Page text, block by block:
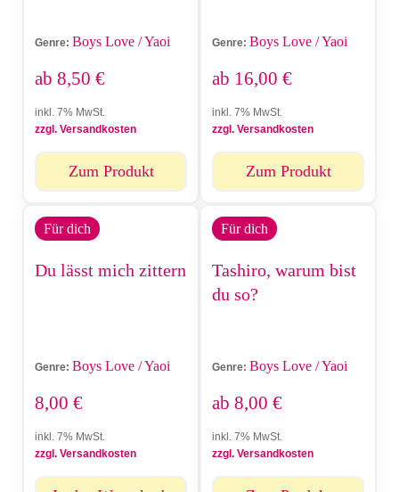
Genre: Boys Love / Yaoi
ab 8,50 €
inkl. 7% MwSt.
zzgl. Versandkosten
Zum Produkt
Genre: Boys Love / Yaoi
ab 16,00 €
inkl. 7% MwSt.
zzgl. Versandkosten
Zum Produkt
Für dich
Du lässt mich zittern
Genre: Boys Love / Yaoi
8,00 €
inkl. 7% MwSt.
zzgl. Versandkosten
Für dich
Tashiro, warum bist
du so?
Genre: Boys Love / Yaoi
ab 8,00 €
inkl. 7% MwSt.
zzgl. Versandkosten